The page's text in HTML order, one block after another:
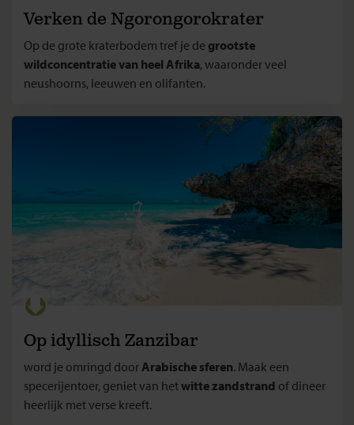
Verken de Ngorongorokrater
Op de grote kraterbodem tref je de grootste
wildconcentratie van heel Afrika, waaronder veel
neushoorns, leeuwen en olifanten.
Op idyllisch Zanzibar
word je omringd doorArabische sferen. Maak een
specerijentoer, geniet van hetwitte zandstrand of dineer
heerlijk met verse kreeft.